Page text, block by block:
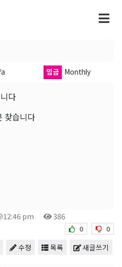
임금 Monthly
다
찾습니다
pm 386
0 0
새글쓰기
목록
수정